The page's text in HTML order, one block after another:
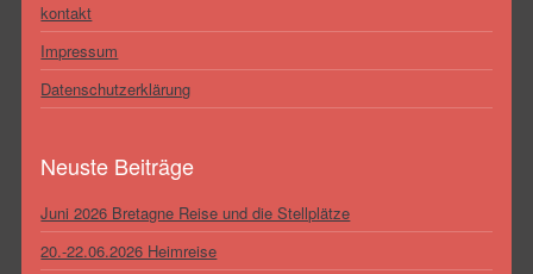
kontakt
Impressum
Datenschutzerklärung
Neuste Beiträge
Juni 2026 Bretagne Reise und die Stellplätze
20.-22.06.2026 Heimreise